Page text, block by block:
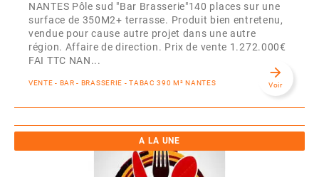
NANTES Pôle sud "Bar Brasserie"140 places sur une
surface de 350M2+ terrasse. Produit bien entretenu,
vendue pour cause autre projet dans une autre
région. Affaire de direction. Prix de vente 1.272.000€
FAI TTC NAN...
VENTE - BAR - BRASSERIE - TABAC 390 M² NANTES
arrow_forward
Voir
A LA UNE